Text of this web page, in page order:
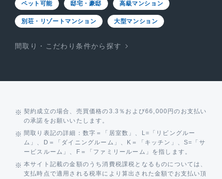
ペット可能 邸宅・豪邸 高級マンション
別荘・リゾートマンション 大型マンション
間取り・こだわり条件から探す
契約成立の場合、売買価格の3.3％および66,000円のお支払い
の承諾をお願いいたします。
間取り表記の詳細：数字＝「居室数」、L=「リビングルー
ム」、D＝「ダイニングルーム」、K＝「キッチン」、S=「サ
ービスルーム」、F＝「ファミリールーム」を指します。
本サイト記載の金額のうち消費税課税となるものについては、
支払時点で適用される税率により算出された金額でお支払い頂